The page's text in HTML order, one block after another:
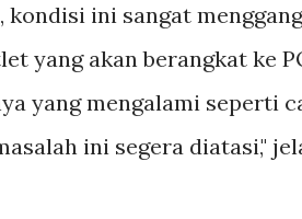
ini sangat
yang akan berangkat ke
yang mengalami seperti
ini segera diatasi,"